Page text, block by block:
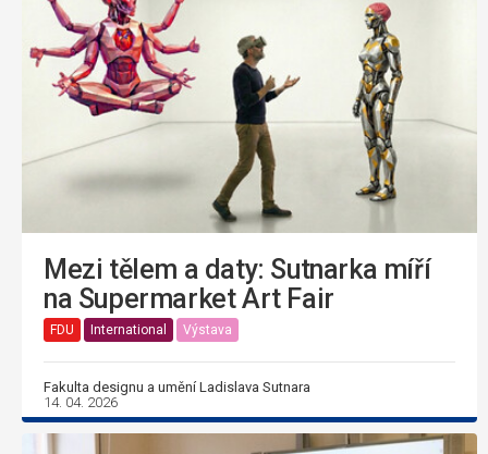
Mezi tělem a daty: Sutnarka míří
na Supermarket Art Fair
FDU International Výstava
Fakulta designu a umění Ladislava Sutnara
14. 04. 2026